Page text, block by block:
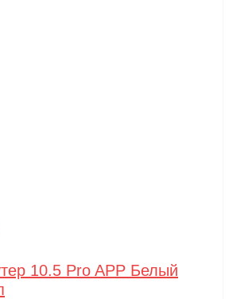
10.5 Pro APP Белый